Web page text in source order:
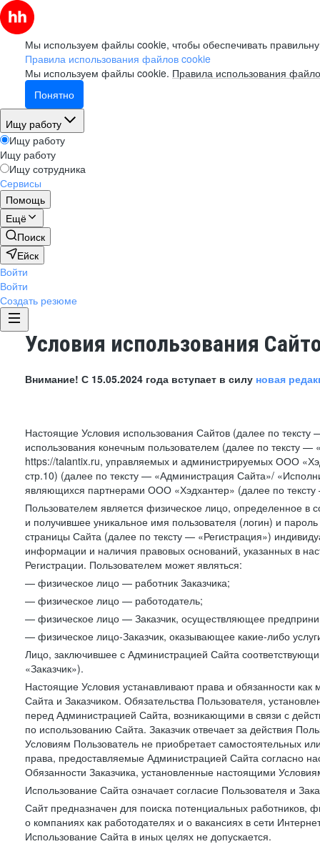
Мы используем файлы cookie, чтобы обеспечивать
Правила использования файлов cookie
Мы используем файлы cookie. Правила использования
Понятно
Ищу работу
Ищу работу
Ищу работу
Ищу сотрудника
Сервисы
Помощь
Ещё
Поиск
Ейск
Войти
Войти
Создать резюме
Условия использования
Внимание! С 15.05.2024 года вступает в силу новая
Настоящие Условия использования Сайтов (далее по
использования конечным пользователем (далее по тексту
https://talantix.ru, управляемых и администрируемых ООО
стр.10) (далее по тексту — «Администрация Сайта»/
являющихся партнерами ООО «Хэдхантер» (далее по
Пользователем является физическое лицо, определенное в
и получившее уникальное имя пользователя (логин) и
страницы Сайта (далее по тексту — «Регистрация»)
информации и наличия правовых оснований, указанных в
Регистрации. Пользователем может являться:
— физическое лицо — работник Заказчика;
— физическое лицо — работодатель;
— физическое лицо — Заказчик, осуществляющее
— физическое лицо-Заказчик, оказывающее какие-либо
Лицо, заключившее с Администрацией Сайта
«Заказчик»).
Настоящие Условия устанавливают права и обязанности
Сайта и Заказчиком. Обязательства Пользователя,
перед Администрацией Сайта, возникающими в связи с
по использованию Сайта. Заказчик отвечает за действия
Условиям Пользователь не приобретает самостоятельных
права, предоставляемые Администрацией Сайта согласно
Обязанности Заказчика, установленные настоящими
Использование Сайта означает согласие Пользователя и
Сайт предназначен для поиска потенциальных
о компаниях как работодателях и о вакансиях в сети
Использование Сайта в иных целях не допускается.